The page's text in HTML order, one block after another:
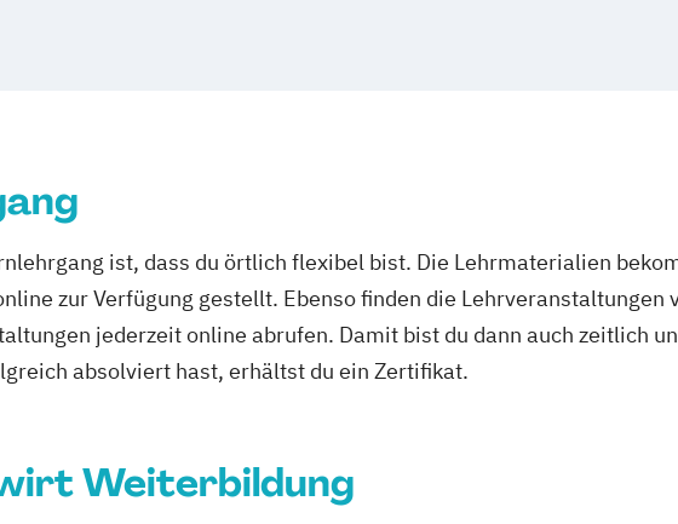
ist, dass du örtlich flexibel bist. Die Lehrmaterialien
zur Verfügung gestellt. Ebenso finden die
jederzeit online abrufen. Damit bist du dann auch zeitlich
absolviert hast, erhältst du ein Zertifikat.
Weiterbildung